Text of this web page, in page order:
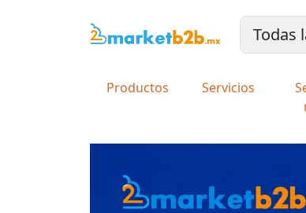
Productos Servicios